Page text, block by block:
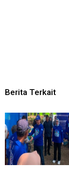
Berita Terkait